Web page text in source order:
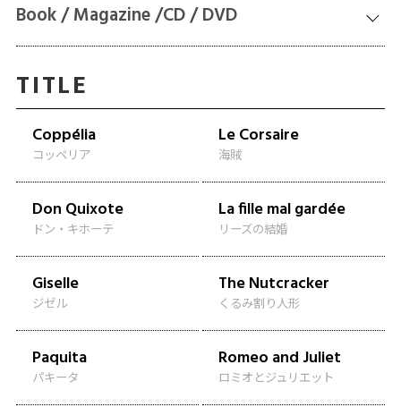
Book / Magazine /CD / DVD
TITLE
Coppélia
コッペリア
Le Corsaire
海賊
Don Quixote
ドン・キホーテ
La fille mal gardée
リーズの結婚
Giselle
ジゼル
The Nutcracker
くるみ割り人形
Paquita
パキータ
Romeo and Juliet
ロミオとジュリエット